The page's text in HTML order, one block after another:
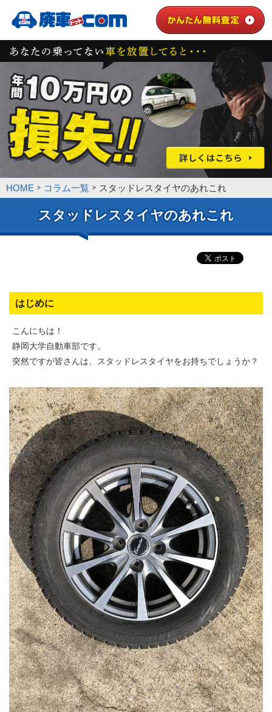
HOME コラム一覧 スタッドレスタイヤのあれこれ
スタッドレスタイヤのあれこれ
はじめに
こんにちは！
静岡大学自動車部です。
突然ですが皆さんは、スタッドレスタイヤをお持ちでしょうか？